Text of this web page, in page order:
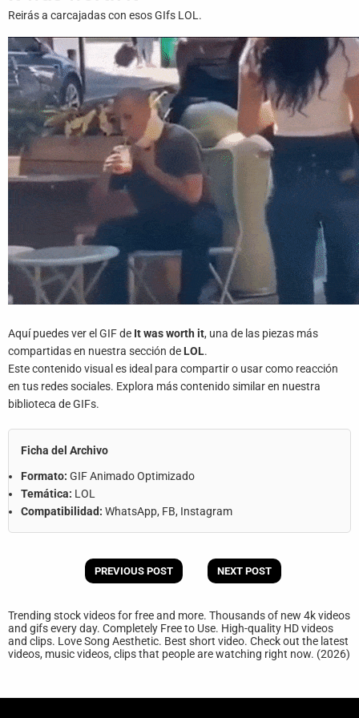
Archivo
De
Gifs
Terminos
Y
Condiciones
De
Cookies
Política
De
Privacidad
Contáctanos
Reirás a carcajadas con esos GIfs LOL.
Aquí puedes ver el GIF de It was worth it, una de las piezas más
compartidas en nuestra sección de LOL.
Este contenido visual es ideal para compartir o usar como reacción
en tus redes sociales. Explora más contenido similar en nuestra
biblioteca de GIFs.
Ficha del Archivo
Formato: GIF Animado Optimizado
Temática: LOL
Compatibilidad: WhatsApp, FB, Instagram
PREVIOUS POST NEXT POST
Trending stock videos for free and more. Thousands of new 4k videos
and gifs every day. Completely Free to Use. High-quality HD videos
and clips. Love Song Aesthetic. Best short video. Check out the latest
videos, music videos, clips that people are watching right now. (2026)